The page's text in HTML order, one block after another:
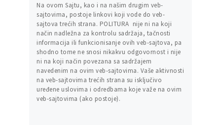
Na ovom Sajtu, kao i na našim drugim veb-
sajtovima, postoje linkovi koji vode do veb-
sajtova trećih strana. POLITURA nije ni na koji
način nadležna za kontrolu sadržaja, tačnosti
informacija ili funkcionisanje ovih veb-sajtova, pa
shodno tome ne snosi nikakvu odgovornost i nije
ni na koji način povezana sa sadržajem
navedenim na ovim veb-sajtovima. Vaše aktivnosti
na veb-sajtovima trećih strana su isključivo
uređene uslovima i odredbama koje važe na ovim
veb-sajtovima (ako postoje).